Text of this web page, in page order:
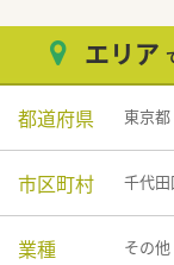
エリア
都道府県 東京都
市区町村 千代田
業種 その他